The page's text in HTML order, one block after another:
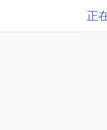
正